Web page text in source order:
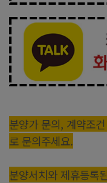
분양가 문의, 계약조
로 문의주세요.
분양서치와 제휴등록